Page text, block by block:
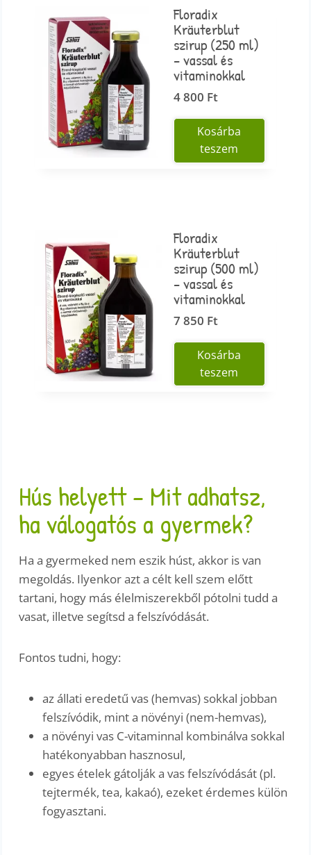
Floradix
Kräuterblut
szirup (250 ml)
– vassal és
vitaminokkal
4 800 Ft
Kosárba
teszem
Floradix
Kräuterblut
szirup (500 ml)
– vassal és
vitaminokkal
7 850 Ft
Kosárba
teszem
Hús helyett – Mit adhatsz,
ha válogatós a gyermek?
Ha a gyermeked nem eszik húst, akkor is van
megoldás. Ilyenkor azt a célt kell szem előtt
tartani, hogy más élelmiszerekből pótolni tudd a
vasat, illetve segítsd a felszívódását.
Fontos tudni, hogy:
az állati eredetű vas (hemvas) sokkal jobban
felszívódik, mint a növényi (nem-hemvas),
a növényi vas C-vitaminnal kombinálva sokkal
hatékonyabban hasznosul,
egyes ételek gátolják a vas felszívódását (pl.
tejtermék, tea, kakaó), ezeket érdemes külön
fogyasztani.